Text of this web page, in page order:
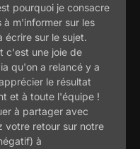
pourquoi je consacre
m'informer sur les
écrire sur le sujet.
c'est une joie de
qu'on a relancé y a
le résultat
et à toute l'équipe !
à partager avec
votre retour sur notre
à